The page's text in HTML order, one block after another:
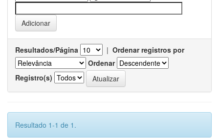
Resultados/Página | Ordenar registros por
Ordenar
Registro(s)
Resultado 1-1 de 1.